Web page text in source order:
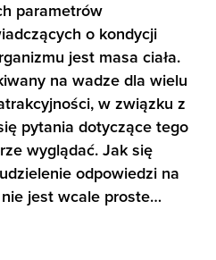
parametrów
o kondycji
jest masa ciała.
na wadze dla wielu
w związku z
pytania dotyczące tego
wyglądać. Jak się
odpowiedzi na
jest wcale proste…